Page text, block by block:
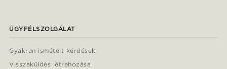
ÜGYFÉLSZOLGÁLAT
Gyakran ismételt kérdések
Visszaküldés létrehozása